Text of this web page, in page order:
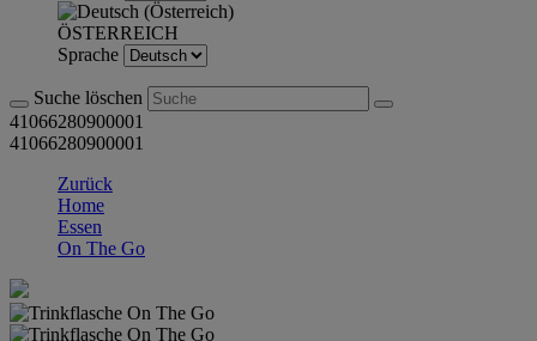
ÖSTERREICH
Sprache
Suche löschen
41066280900001
41066280900001
Zurück
Home
Essen
On The Go